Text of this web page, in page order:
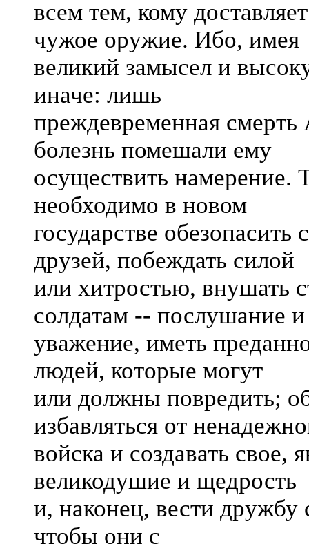
всем тем, кому
чужое оружие. Ибо, имея
великий замысел и
иначе: лишь
преждевременная смерть
болезнь помешали ему
осуществить намерение.
необходимо в новом
государстве обезопасить
друзей, побеждать силой
или хитростью, внушать
солдатам -- послушание и
уважение, иметь
людей, которые могут
или должны повредить;
избавляться от
войска и создавать свое,
великодушие и щедрость
и, наконец, вести дружбу
чтобы они с